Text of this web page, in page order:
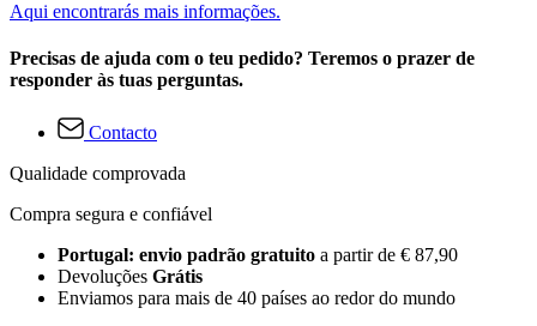
Aqui encontrarás mais informações.
Precisas de ajuda com o teu pedido? Teremos o prazer de
responder às tuas perguntas.
Contacto
Qualidade comprovada
Compra segura e confiável
Portugal: envio padrão gratuito a partir de € 87,90
Devoluções Grátis
Enviamos para mais de 40 países ao redor do mundo